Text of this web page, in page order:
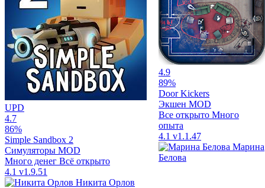
UPD
4.7
86%
Simple Sandbox 2
Симуляторы MOD
Много денег Всё открыто
4.1 v1.9.51
Никита Орлов
4.9
89%
Door Kickers
Экшен MOD
Все открыто Много
опыта
4.1 v1.1.47
Марина
Белова